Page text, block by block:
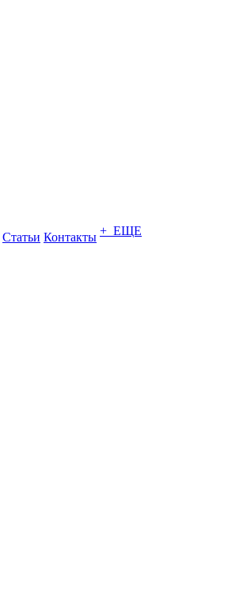
Статьи Контакты + ЕЩЕ